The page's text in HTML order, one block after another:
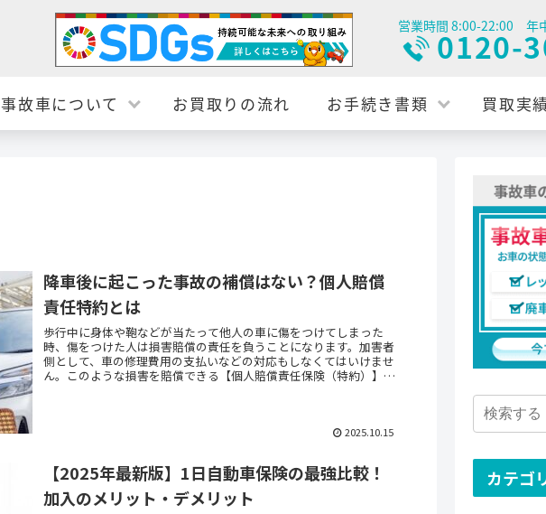
営業時間 8:00-22:00 年
0120-
事故車について お買取りの流れ お手続き書類 買取実
降車後に起こった事故の補償はない？個人賠償
責任特約とは
歩行中に身体や鞄などが当たって他人の車に傷をつけてしまった
時、傷をつけた人は損害賠償の責任を負うことになります。加害者
側として、車の修理費用の支払いなどの対応もしなくてはいけませ
ん。このような損害を賠償できる【個人賠償責任保険（特約）】を
2025.10.15
【2025年最新版】1日自動車保険の最強比較！
加入のメリット・デメリット
カテゴ